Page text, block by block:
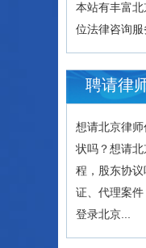
本站有丰富
位法律咨询服
聘请律
想请北京律
状吗？想请
程，股东协
证、代理案
登录北京...